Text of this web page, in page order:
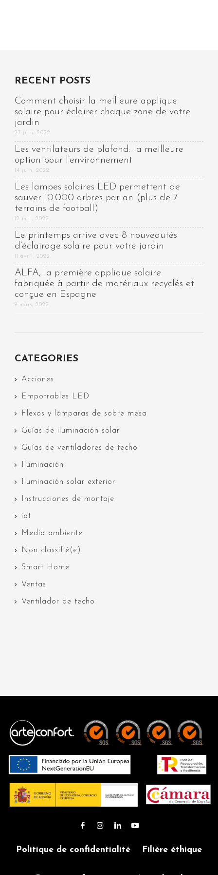
RECENT POSTS
Comment choisir la meilleure applique
solaire pour éclairer chaque zone de votre
jardin
27 juin, 2022
Les ventilateurs de plafond: la meilleure
option pour l’environnement
14 juin, 2022
Les lampes solaires LED permettent de
sauver 10.000 arbres par an (plus de 7
terrains de football)
12 mai, 2022
Le printemps arrive avec 8 nouveautés
d’éclairage solaire pour votre jardin
11 avril, 2022
ALFA, la première applique solaire
fabriquée à partir de matériaux recyclés et
conçue en Espagne
9 mars, 2022
CATEGORIES
Acciones
Empotrables LED
Flexos y lámparas de sobre mesa
Guías de iluminación solar
Guías de ventiladores de techo
Iluminación
Iluminación solar exterior
Instrucciones de montaje
iot
Medio ambiente
Non classifié(e)
Smart Home
Ventas
Ventilador de techo
Politique de confidentialité Filière éthique